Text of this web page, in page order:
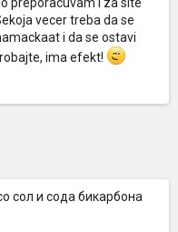
vecer treba da se
i da se ostavi
ima efekt!
сол и сода бикарбона